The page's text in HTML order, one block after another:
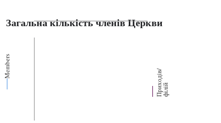
Загальна кількість членів Церкви
Members
П
р
их
о
д
і
в
/
ф
і
л
ій